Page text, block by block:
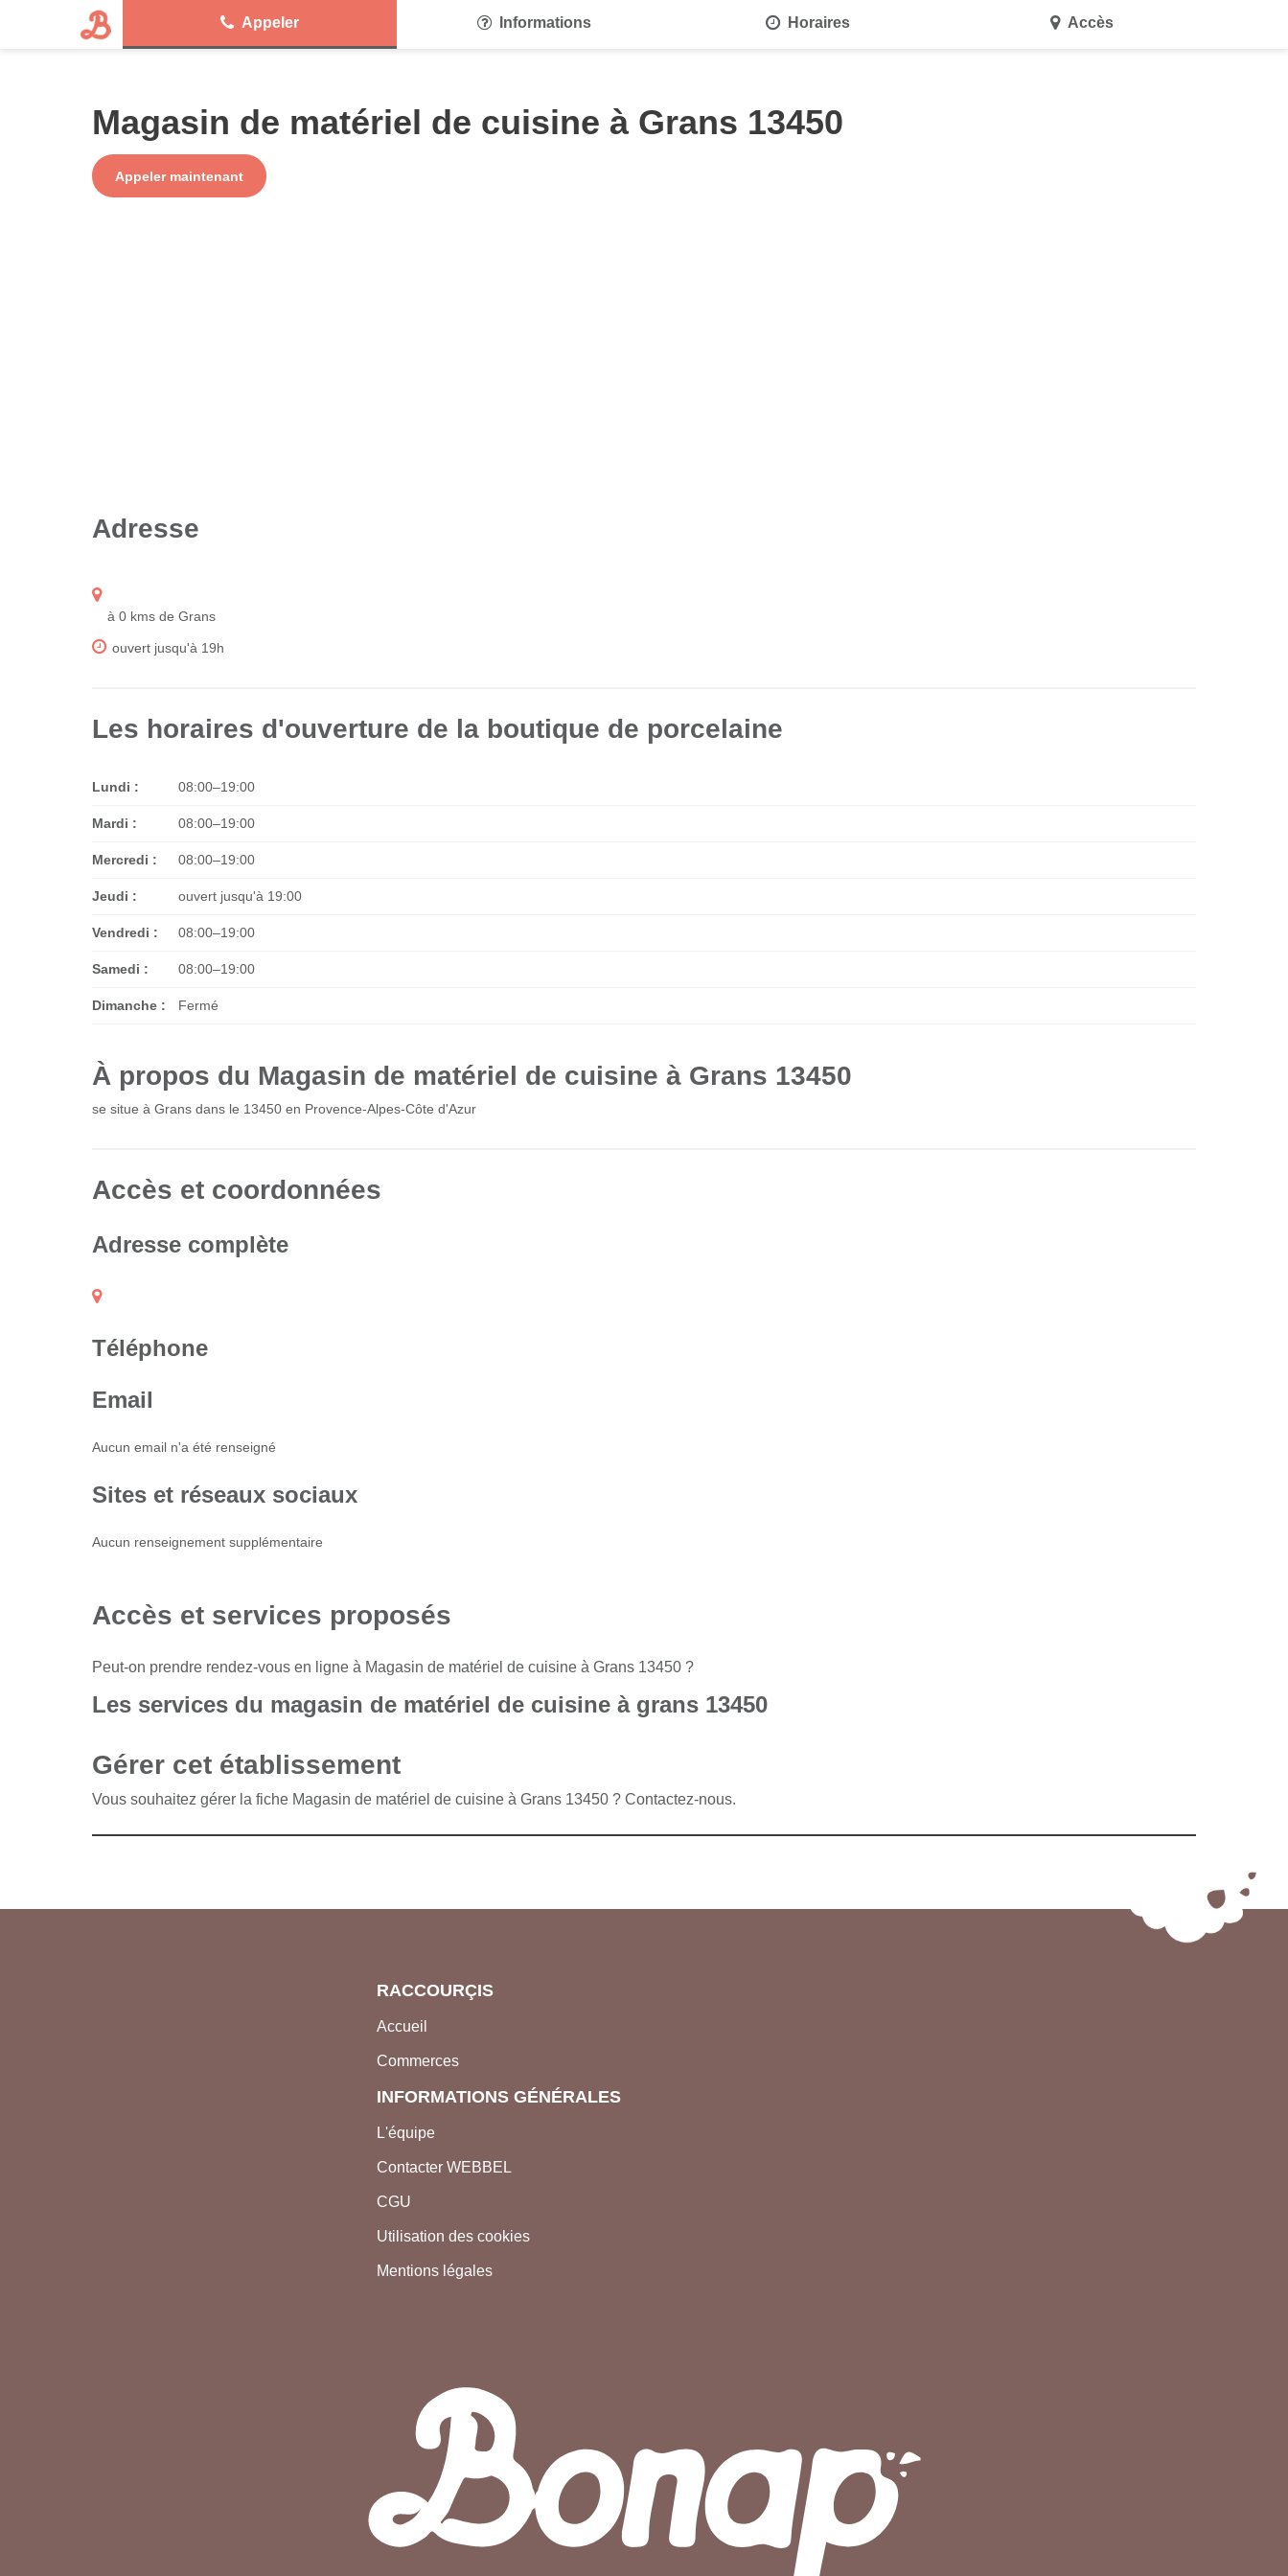
Appeler Informations Horaires Accès
Magasin de matériel de cuisine à Grans 13450
Appeler maintenant
Service
+ prix appel
Adresse
à 0 kms de Grans
ouvert jusqu'à 19h
Les horaires d'ouverture de la boutique de porcelaine
Lundi : 08:00–19:00
Mardi : 08:00–19:00
Mercredi : 08:00–19:00
Jeudi : ouvert jusqu'à 19:00
Vendredi : 08:00–19:00
Samedi : 08:00–19:00
Dimanche : Fermé
À propos du Magasin de matériel de cuisine à Grans 13450
se situe à Grans dans le 13450 en Provence-Alpes-Côte d'Azur
Accès et coordonnées
Adresse complète
Téléphone
Email
Aucun email n'a été renseigné
Sites et réseaux sociaux
Aucun renseignement supplémentaire
Accès et services proposés
Peut-on prendre rendez-vous en ligne à Magasin de matériel de cuisine à Grans 13450 ?
Les services du magasin de matériel de cuisine à grans 13450
Gérer cet établissement
Vous souhaitez gérer la fiche Magasin de matériel de cuisine à Grans 13450 ? Contactez-nous.
RACCOURÇIS
Accueil
Commerces
INFORMATIONS GÉNÉRALES
L'équipe
Contacter WEBBEL
CGU
Utilisation des cookies
Mentions légales